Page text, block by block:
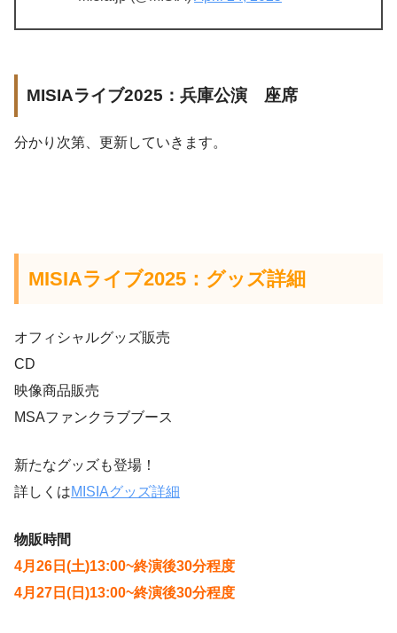
MISIAライブ2025：兵庫公演 座席
分かり次第、更新していきます。
MISIAライブ2025：グッズ詳細
オフィシャルグッズ販売
CD
映像商品販売
MSAファンクラブブース
新たなグッズも登場！
詳しくはMISIAグッズ詳細
物販時間
4月26日(土)13:00~終演後30分程度
4月27日(日)13:00~終演後30分程度